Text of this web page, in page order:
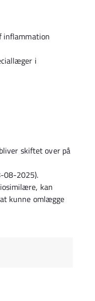
inflammation
i
skiftet over på
08-2025).
kan
kunne omlægge